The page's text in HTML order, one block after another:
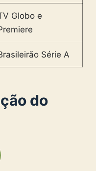
Globo e
Série A
do